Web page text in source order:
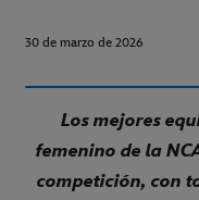
30 de marzo de 2026
Los mejores
femenino de la
competición, con